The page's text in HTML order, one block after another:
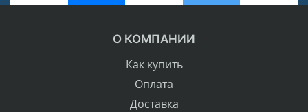
О КОМПАНИИ
Как купить
Оплата
Доставка